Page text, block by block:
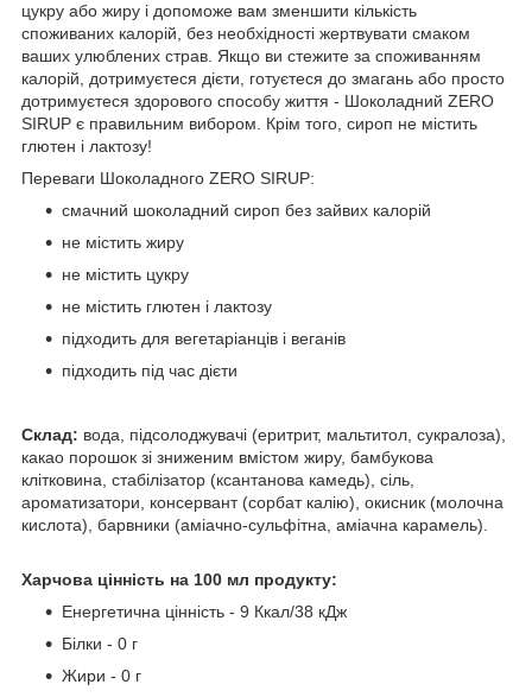
цукру або жиру і допоможе вам зменшити кількість
споживаних калорій, без необхідності жертвувати смаком
ваших улюблених страв. Якщо ви стежите за споживанням
калорій, дотримуєтеся дієти, готуєтеся до змагань або просто
дотримуєтеся здорового способу життя - Шоколадний ZERO
SIRUP є правильним вибором. Крім того, сироп не містить
глютен і лактозу!
Переваги Шоколадного ZERO SIRUP:
смачний шоколадний сироп без зайвих калорій
не містить жиру
не містить цукру
не містить глютен і лактозу
підходить для вегетаріанців і веганів
підходить під час дієти
Склад: вода, підсолоджувачі (еритрит, мальтитол, сукралоза),
какао порошок зі зниженим вмістом жиру, бамбукова
клітковина, стабілізатор (ксантанова камедь), сіль,
ароматизатори, консервант (сорбат калію), окисник (молочна
кислота), барвники (аміачно-сульфітна, аміачна карамель).
Харчова цінність на 100 мл продукту:
Енергетична цінність - 9 Ккал/38 кДж
Білки - 0 г
Жири - 0 г